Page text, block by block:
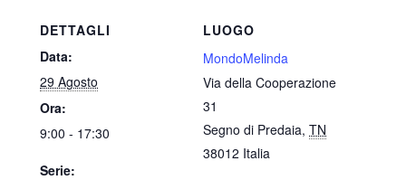
DETTAGLI
Data:
29 Agosto
Ora:
9:00 - 17:30
Serie:
LUOGO
MondoMelinda
Via della Cooperazione
31
Segno di Predaia, TN
38012 Italia